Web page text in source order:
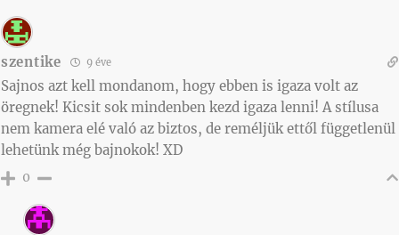
szentike 9 éve
Sajnos azt kell mondanom, hogy ebben is igaza volt az
öregnek! Kicsit sok mindenben kezd igaza lenni! A stílusa
nem kamera elé való az biztos, de reméljük ettől függetlenül
lehetünk még bajnokok! XD
0